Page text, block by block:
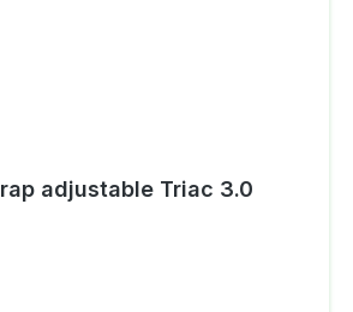
adjustable Triac 3.0